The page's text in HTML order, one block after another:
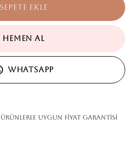
SEPETE EKLE
HEMEN AL
WHATSAPP
UYGUN FİYAT GARANTİSİ